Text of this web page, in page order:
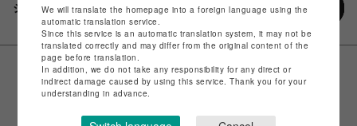
シェアするWe will translate the homepage into a foreign language using the
automatic translation service.
Since this service is an automatic translation system, it may not be
translated correctly and may differ from the original content of the
page before translation.
In addition, we do not take any responsibility for any direct or
indirect damage caused by using this service. Thank you for your
understanding in advance.